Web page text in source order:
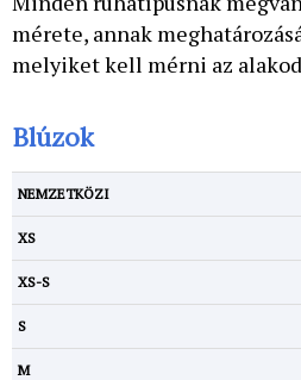
mérete, annak
melyiket kell mérni az
Blúzok